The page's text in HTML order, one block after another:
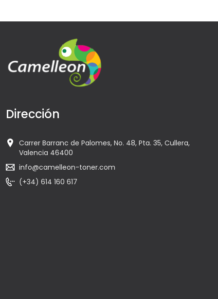
Dirección
Carrer Barranc de Palomes, No. 48, Pta. 35, Cullera,
Valencia 46400
info@camelleon-toner.com
(+34) 614 160 617